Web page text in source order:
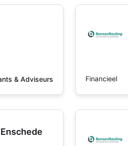
& Adviseurs Financieel